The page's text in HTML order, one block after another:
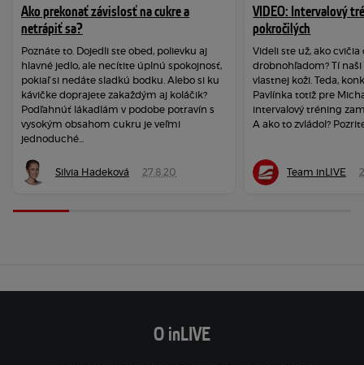
Ako prekonať závislosť na cukre a
netrápiť sa?
Poznáte to. Dojedli ste obed, polievku aj
hlavné jedlo, ale necítite úplnú spokojnosť,
pokiaľ si nedáte sladkú bodku. Alebo si ku
kávičke doprajete zakaždým aj koláčik?
Podľahnúť lákadlám v podobe potravín s
vysokým obsahom cukru je veľmi
jednoduché...
Silvia Hadeková 27.8.20
VIDEO: Intervalový
pokročilých
Videli ste už, ako
drobnohľadom? Tí naši
vlastnej koži. Teda,
Pavlínka totiž pre
intervalový tréning
A ako to zvládol?
Team inLIVE
O inLIVE